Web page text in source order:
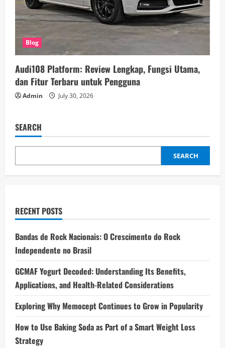
Blog
Audi108 Platform: Review Lengkap, Fungsi Utama,
dan Fitur Terbaru untuk Pengguna
Admin July 30, 2026
SEARCH
SEARCH
RECENT POSTS
Bandas de Rock Nacionais: O Crescimento do Rock
Independente no Brasil
GCMAF Yogurt Decoded: Understanding Its Benefits,
Applications, and Health-Related Considerations
Exploring Why Memocept Continues to Grow in Popularity
How to Use Baking Soda as Part of a Smart Weight Loss
Strategy